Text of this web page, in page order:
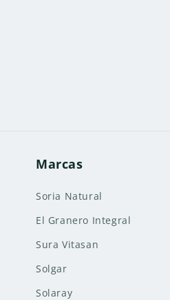
Marcas
Soria Natural
El Granero Integral
Sura Vitasan
Solgar
Solaray